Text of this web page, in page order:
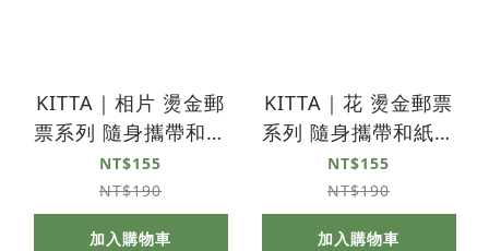
KITTA｜相片 燙金郵
票系列 隨身攜帶和紙
膠帶 KITPP003
NT$155
NT$190
加入購物車
KITTA｜花 燙金郵票
系列 隨身攜帶和紙膠
帶 KITPP004
NT$155
NT$190
加入購物車